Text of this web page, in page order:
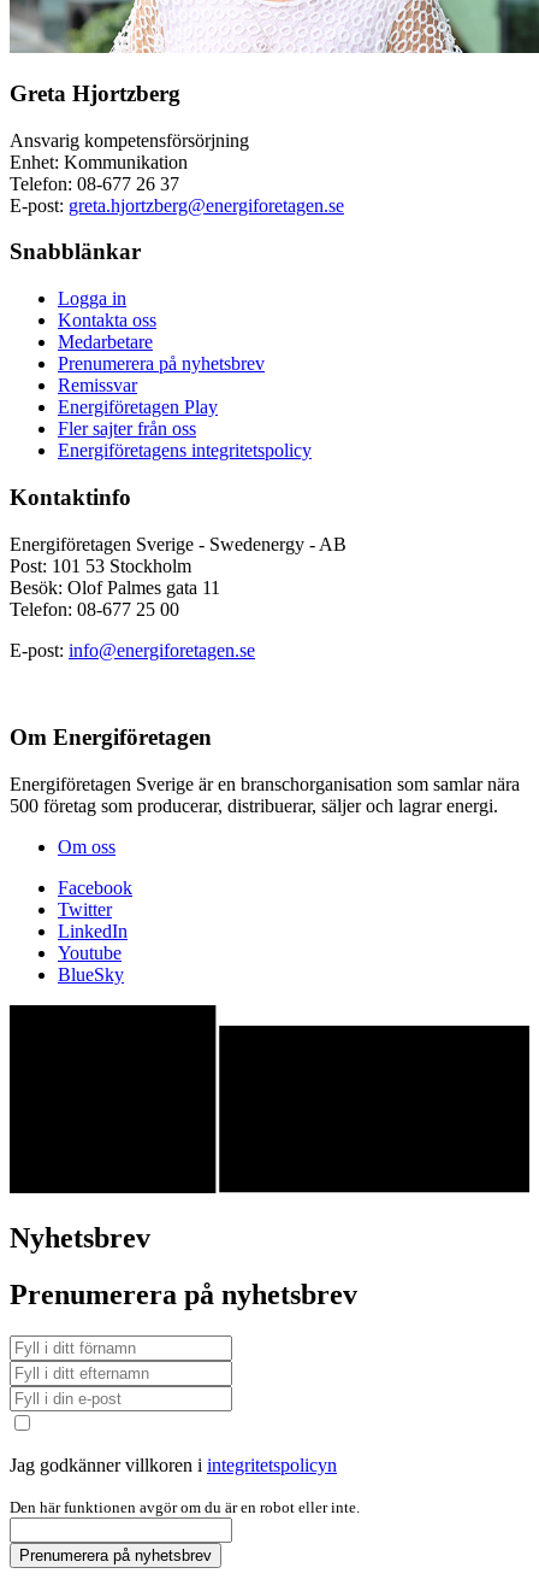
Greta Hjortzberg
Ansvarig kompetensförsörjning
Enhet: Kommunikation
Telefon: 08-677 26 37
E-post: greta.hjortzberg@energiforetagen.se
Snabblänkar
Logga in
Kontakta oss
Medarbetare
Prenumerera på nyhetsbrev
Remissvar
Energiföretagen Play
Fler sajter från oss
Energiföretagens integritetspolicy
Kontaktinfo
Energiföretagen Sverige - Swedenergy - AB
Post: 101 53 Stockholm
Besök: Olof Palmes gata 11
Telefon: 08-677 25 00
E-post: info@energiforetagen.se
Om Energiföretagen
Energiföretagen Sverige är en branschorganisation som samlar nära
500 företag som producerar, distribuerar, säljer och lagrar energi.
Om oss
Facebook
Twitter
LinkedIn
Youtube
BlueSky
Nyhetsbrev
Prenumerera på nyhetsbrev
Jag godkänner villkoren i integritetspolicyn
Den här funktionen avgör om du är en robot eller inte.